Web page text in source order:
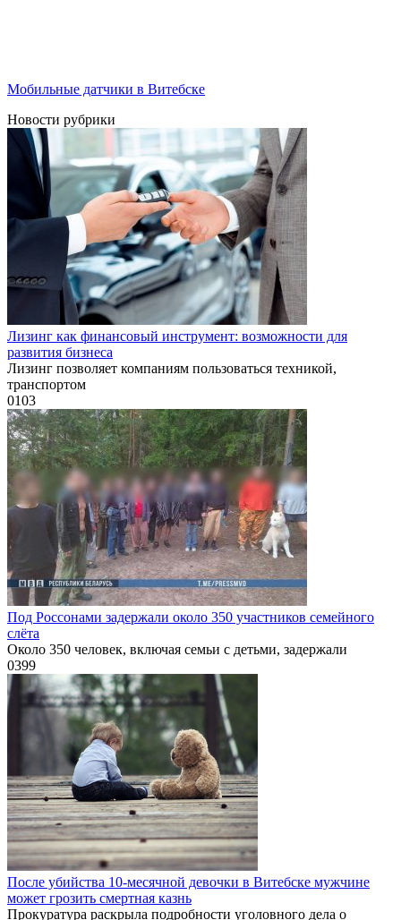
Мобильные датчики в Витебске
Новости рубрики
Лизинг как финансовый инструмент: возможности для
развития бизнеса
Лизинг позволяет компаниям пользоваться техникой,
транспортом
0103
Под Россонами задержали около 350 участников семейного
слёта
Около 350 человек, включая семьи с детьми, задержали
0399
После убийства 10-месячной девочки в Витебске мужчине
может грозить смертная казнь
Прокуратура раскрыла подробности уголовного дела о